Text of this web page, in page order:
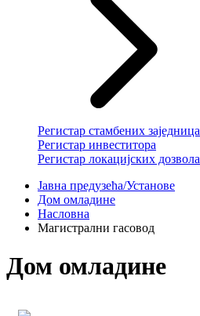
Регистар стамбених заједница
Регистар инвеститора
Регистар локацијских дозвола
Јавна предузећа/Установе
Дом омладине
Насловна
Магистрални гасовод
Дом омладине